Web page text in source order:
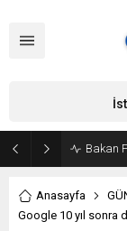
Bakan
Anasayfa
Google 10 yıl sonra